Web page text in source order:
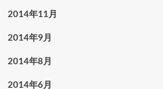
2014年11月
2014年9月
2014年8月
2014年6月